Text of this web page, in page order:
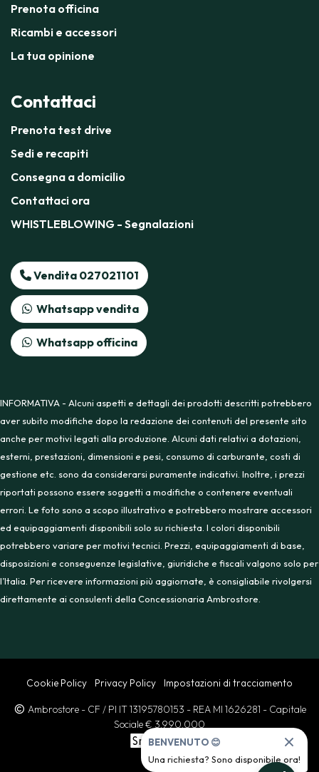
Prenota officina
Ricambi e accessori
La tua opinione
Contattaci
Prenota test drive
Sedi e recapiti
Consegna a domicilio
Contattaci ora
WHISTLEBLOWING - Segnalazioni
Vendita 027021101
Whatsapp vendita
Whatsapp officina
INFORMATIVA - Alcuni aspetti e dettagli dei prodotti descritti potrebbero
aver subito modifiche dopo la redazione dei contenuti del presente sito
anche per motivi legati alla produzione. Alcuni dati relativi a dotazioni,
esterni, prestazioni, dimensioni e pesi, consumo di carburante, costi di
gestione etc. sono da considerarsi puramente indicativi. Inoltre, i prezzi
riportati possono essere soggetti a modifiche o contenere eventuali
errori. Le foto sono a scopo illustrativo e potrebbero mostrare accessori
ed equipaggiamenti disponibili solo su richiesta. I colori disponibili
potrebbero variare per motivi tecnici. Prezzi, equipaggiamenti di base,
disposizioni e conseguenze legislative, giuridiche e fiscali valgono solo per
l’Italia. Per ricevere informazioni più aggiornate, è consigliabile rivolgersi
direttamente ai consulenti della Concessionaria Ambrostore.
Cookie Policy Privacy Policy Impostazioni di tracciamento
Ambrostore - CF / PI IT 13195780153 - REA MI 1626281 - Capitale
Sociale € 3.990.000
BENVENUTO 😊
Una richiesta? Sono disponibile ora!